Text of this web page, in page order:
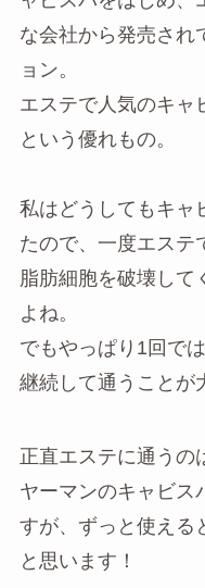
な会社から発売され
ョン。
エステで人気のキャ
という優れもの。
私はどうしてもキャ
たので、一度エステ
脂肪細胞を破壊して
よね。
でもやっぱり1回で
継続して通うことが
正直エステに通うの
ヤーマンのキャビス
すが、ずっと使える
と思います！